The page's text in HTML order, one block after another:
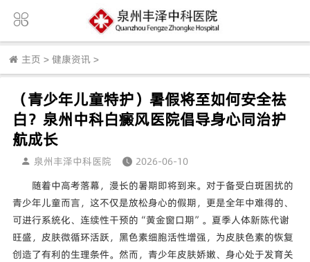
主页 > 健康资讯 >
（青少年儿童特护）暑假将至如何安全祛
白？泉州中科白癜风医院倡导身心同治护
航成长
泉州丰泽中科医院
2026-06-10
随着中高考落幕，漫长的暑期即将到来。对于备受白斑困扰的
青少年儿童而言，这不仅是放松身心的假期，更是全年中难得的、
可进行系统化、连续性干预的“黄金窗口期”。夏季人体新陈代谢
旺盛，皮肤微循环活跃，黑色素细胞活性增强，为皮肤色素的恢复
创造了有利的生理条件。然而，青少年皮肤娇嫩、身心处于发育关